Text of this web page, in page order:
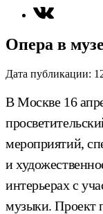
Опера в
Дата публикации:
В Москве 16
мероприятий,
и
интерьерах с
музыки. Проект